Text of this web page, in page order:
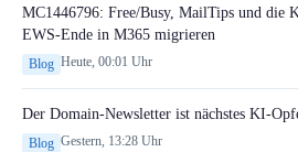
MC1446796: Free/Busy, MailTips und die
EWS-Ende in M365 migrieren
Blog Heute, 00:01 Uhr
Der Domain-Newsletter ist nächstes KI-
Blog Gestern, 13:28 Uhr